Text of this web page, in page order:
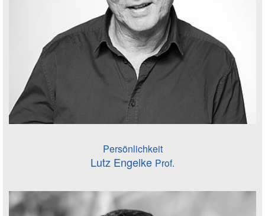
Persönlichkeit
Lutz Engelke Prof.